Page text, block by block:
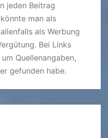
jeden Beitrag
man als
als Werbung
Bei Links
Quellenangaben,
gefunden habe.